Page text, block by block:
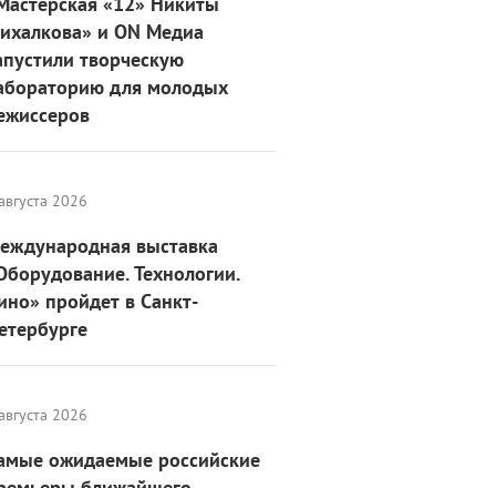
и ON Медиа
творческую
для молодых
2026
выставка
Технологии.
пройдет в Санкт-
2026
ожидаемые российские